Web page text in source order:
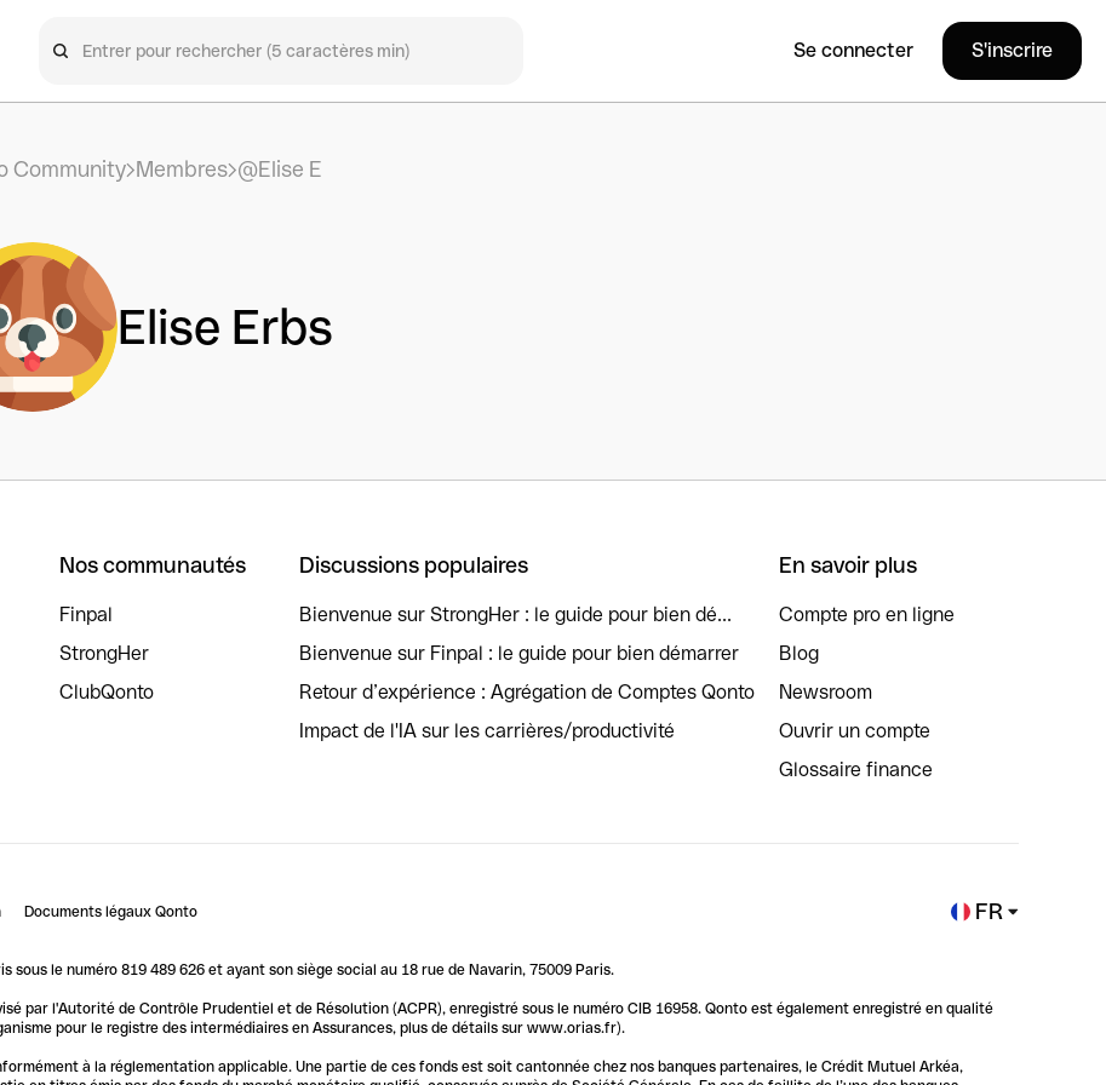
Se connecter S'inscrire
Community Membres @Elise E
Elise Erbs
Nos communautés
Finpal
StrongHer
ClubQonto
Discussions populaires
Bienvenue sur StrongHer : le guide pour bien dé...
Bienvenue sur Finpal : le guide pour bien démarrer
Retour d’expérience : Agrégation de Comptes Qonto
Impact de l'IA sur les carrières/productivité
En savoir plus
Compte pro en ligne
Blog
Newsroom
Ouvrir un compte
Glossaire finance
Documents légaux Qonto FR
sous le numéro 819 489 626 et ayant son siège social au 18 rue de Navarin, 75009 Paris.
par l'Autorité de Contrôle Prudentiel et de Résolution (ACPR), enregistré sous le numéro CIB 16958. Qonto est également enregistré en qualité
pour le registre des intermédiaires en Assurances, plus de détails sur www.orias.fr).
à la réglementation applicable. Une partie de ces fonds est soit cantonnée chez nos banques partenaires, le Crédit Mutuel Arkéa,